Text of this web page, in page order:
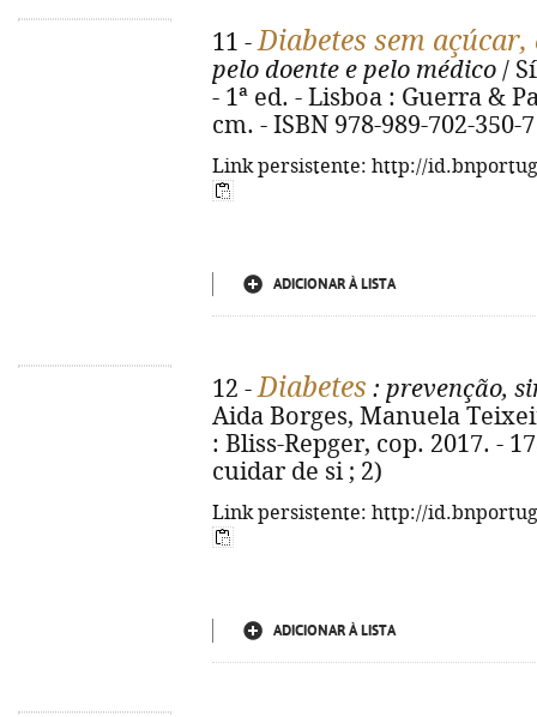
11 -Diabetes sem açúcar,
pelo doente e pelo médico /
- 1ª ed. - Lisboa : Guerra &
cm. - ISBN 978-989-702-350-7
Link persistente: http://
ADICIONAR À LISTA
12 -Diabetes : prevenção,
Aida Borges, Manuela
: Bliss-Repger, cop. 2017. -
cuidar de si ; 2)
Link persistente: http://
ADICIONAR À LISTA